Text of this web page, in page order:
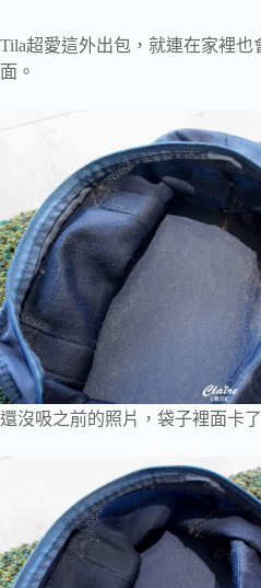
Tila超愛這外出包，就連在家裡也
面。
還沒吸之前的照片，袋子裡面卡